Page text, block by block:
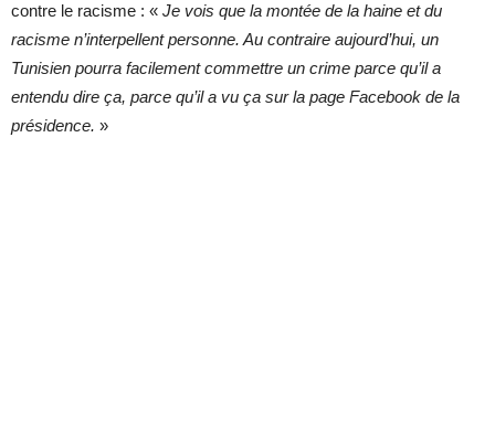
contre le racisme : « Je vois que la montée de la haine et du
racisme n’interpellent personne. Au contraire aujourd’hui, un
Tunisien pourra facilement commettre un crime parce qu’il a
entendu dire ça, parce qu’il a vu ça sur la page Facebook de la
présidence. »